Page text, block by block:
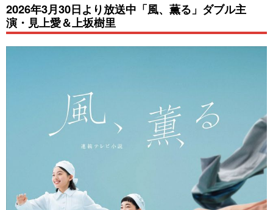
2026年3月30日より放送中「風、薫る」ダブル主
演・見上愛＆上坂樹里